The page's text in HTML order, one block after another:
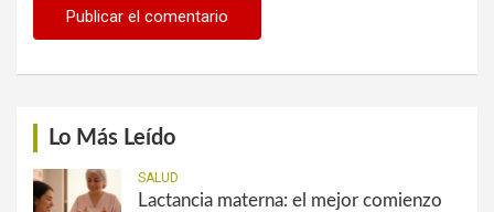
Lo Más Leído
SALUD
Lactancia materna: el mejor comienzo